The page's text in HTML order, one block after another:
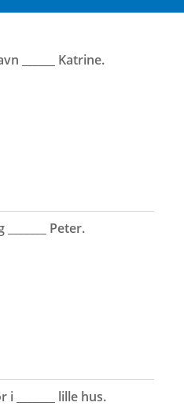
______ Katrine.
_______ Peter.
i _______ lille hus.